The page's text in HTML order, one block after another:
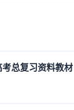
总复习资料教材